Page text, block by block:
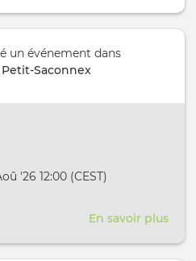
un événement dans
Saconnex
'26 12:00 (CEST)
au / à
En savoir plus